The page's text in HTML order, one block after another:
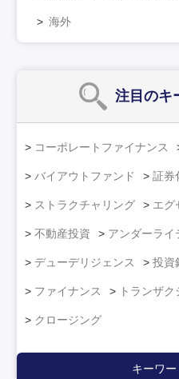
海外
注目のキ
コーポレートファイナンス
バイアウトファンド 証券
ストラクチャリング エグ
不動産投資 アンダーライ
デューデリジェンス 投資
ファイナンス トランザク
クロージング
キーワー